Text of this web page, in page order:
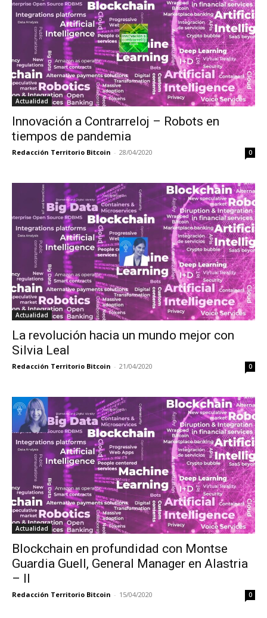
Actualidad
Innovación a Contrarreloj – Robots en
tiempos de pandemia
Redacción Territorio Bitcoin - 28/04/2020 0
Actualidad
La revolución hacia un mundo mejor con
Silvia Leal
Redacción Territorio Bitcoin - 21/04/2020 0
Actualidad
Blockchain en profundidad con Montse
Guardia Guell, General Manager en Alastria
– II
Redacción Territorio Bitcoin - 15/04/2020 0